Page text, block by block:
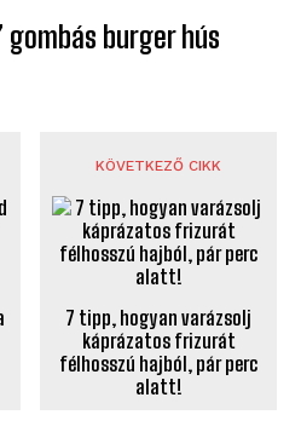
burger hús
KÖVETKEZŐ CIKK
7 tipp, hogyan varázsolj
káprázatos frizurát
félhosszú hajból, pár perc
alatt!